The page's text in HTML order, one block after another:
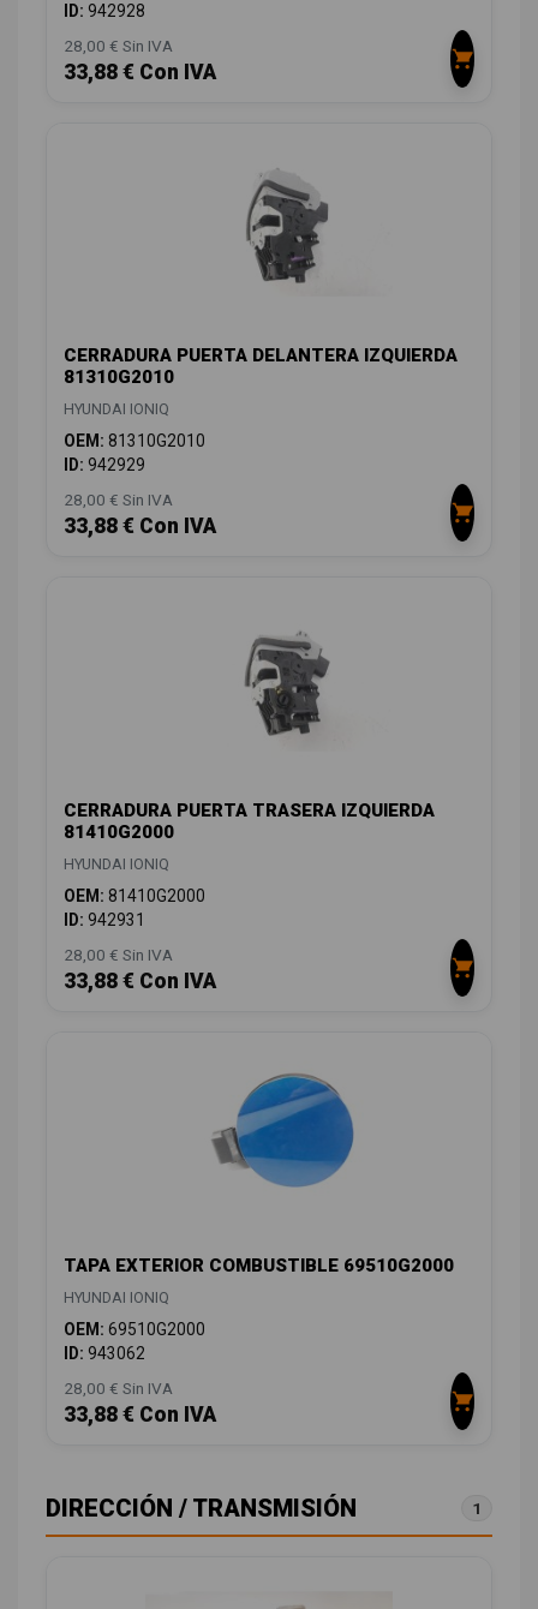
ID: 942928
28,00 € Sin IVA
33,88 € Con IVA
CERRADURA PUERTA DELANTERA IZQUIERDA
81310G2010
HYUNDAI IONIQ
OEM: 81310G2010
ID: 942929
28,00 € Sin IVA
33,88 € Con IVA
CERRADURA PUERTA TRASERA IZQUIERDA
81410G2000
HYUNDAI IONIQ
OEM: 81410G2000
ID: 942931
28,00 € Sin IVA
33,88 € Con IVA
TAPA EXTERIOR COMBUSTIBLE 69510G2000
HYUNDAI IONIQ
OEM: 69510G2000
ID: 943062
28,00 € Sin IVA
33,88 € Con IVA
DIRECCIÓN / TRANSMISIÓN 1